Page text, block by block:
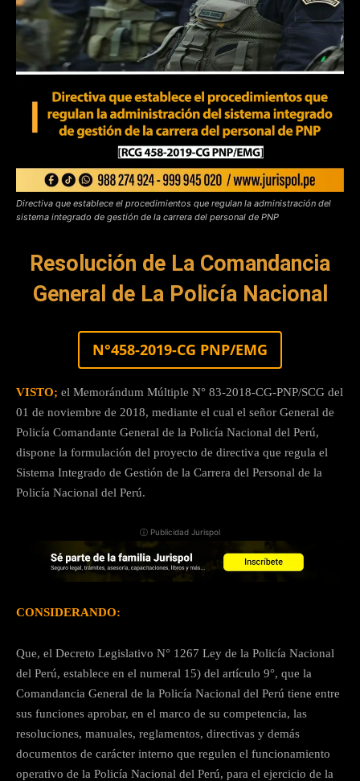
Directiva que establece el procedimientos que regulan la administración del
sistema integrado de gestión de la carrera del personal de PNP
Resolución de La Comandancia
General de La Policía Nacional
N°458-2019-CG PNP/EMG
VISTO; el Memorándum Múltiple N° 83-2018-CG-PNP/SCG del
01 de noviembre de 2018, mediante el cual el señor General de
Policía Comandante General de la Policía Nacional del Perú,
dispone la formulación del proyecto de directiva que regula el
Sistema Integrado de Gestión de la Carrera del Personal de la
Policía Nacional del Perú.
ⓘ Publicidad Jurispol
CONSIDERANDO:
Que, el Decreto Legislativo N° 1267 Ley de la Policía Nacional
del Perú, establece en el numeral 15) del artículo 9°, que la
Comandancia General de la Policía Nacional del Perú tiene entre
sus funciones aprobar, en el marco de su competencia, las
resoluciones, manuales, reglamentos, directivas y demás
documentos de carácter interno que regulen el funcionamiento
operativo de la Policía Nacional del Perú, para el ejercicio de la